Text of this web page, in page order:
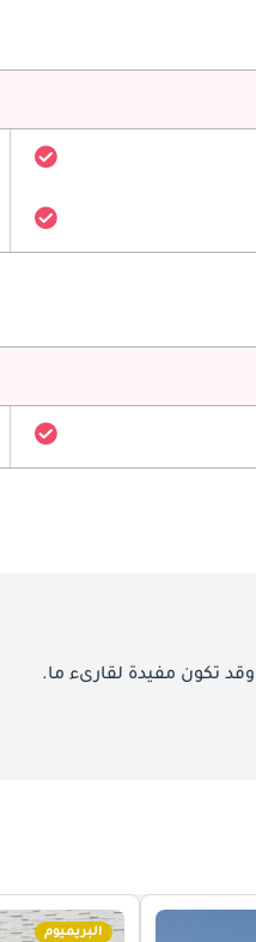
تكون مفيدة لقارىء ما.
البريميوم